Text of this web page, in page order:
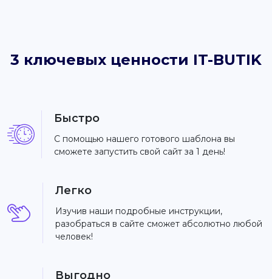
3 ключевых ценности IT-BUTIK
Быстро
С помощью нашего готового шаблона вы
сможете запустить свой сайт за 1 день!
Легко
Изучив наши подробные инструкции,
разобраться в сайте сможет абсолютно любой
человек!
Выгодно